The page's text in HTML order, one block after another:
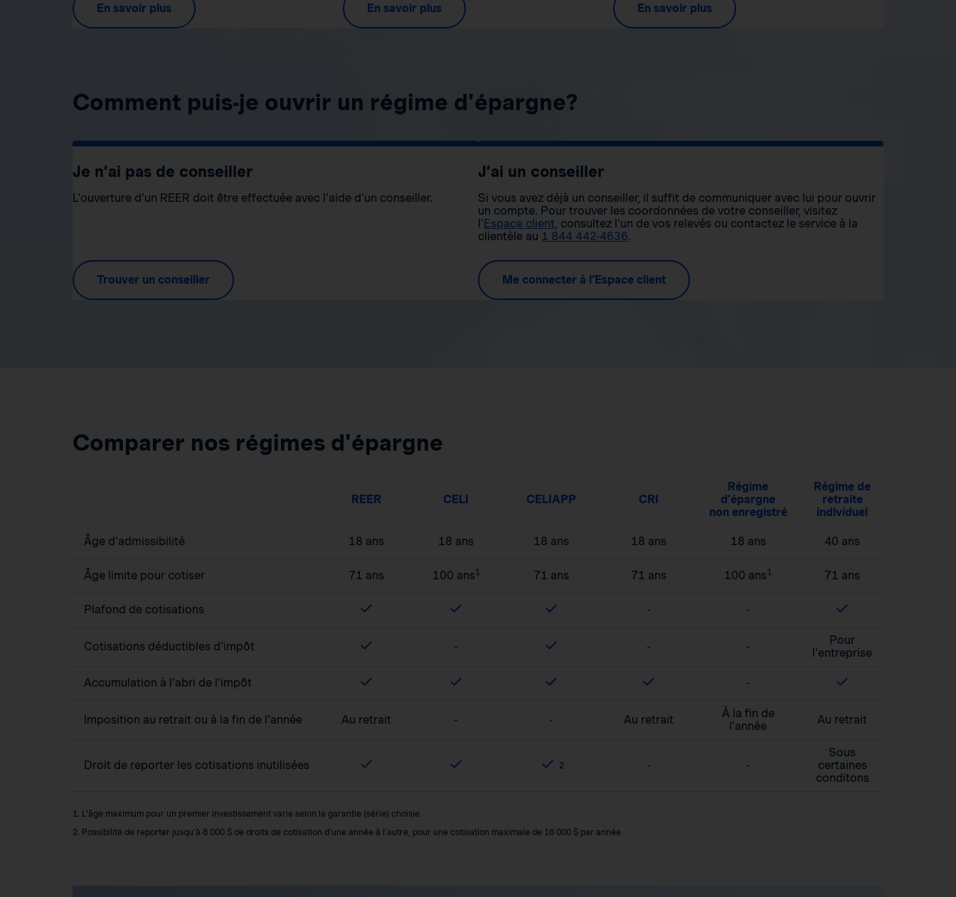
En savoir plus En savoir plus En savoir plus
Comment puis-je ouvrir un régime d'épargne?
Je n’ai pas de conseiller
L'ouverture d'un REER doit être effectuée avec l'aide d'un conseiller.
Trouver un conseiller
J’ai un conseiller
Si vous avez déjà un conseiller, il suffit de communiquer avec lui pour ouvrir
un compte. Pour trouver les coordonnées de votre conseiller, visitez
l' Espace client, consultez l'un de vos relevés ou contactez le service à la
clientèle au 1 844 442-4636.
Me connecter à l'Espace client
Comparer nos régimes d'épargne
REER CELI CELIAPP CRI
Régime
d’épargne
non enregistré
Régime de
retraite
individuel
Âge d’admissibilité 18 ans 18 ans 18 ans 18 ans 18 ans 40 ans
Âge limite pour cotiser 71 ans 100 ans1 71 ans 71 ans 100 ans1 71 ans
Plafond de cotisations - -
Cotisations déductibles d’impôt - - -
Pour
l'entreprise
Accumulation à l’abri de l’impôt -
Imposition au retrait ou à la fin de l’année Au retrait - - Au retrait
À la fin de
l’année
Au retrait
Droit de reporter les cotisations inutilisées 2 - -
Sous
certaines
conditons
1. L’âge maximum pour un premier investissement varie selon la garantie (série) choisie.
2. Possibilité de reporter jusqu’à 8 000 $ de droits de cotisation d’une année à l’autre, pour une cotisation maximale de 16 000 $ par année.